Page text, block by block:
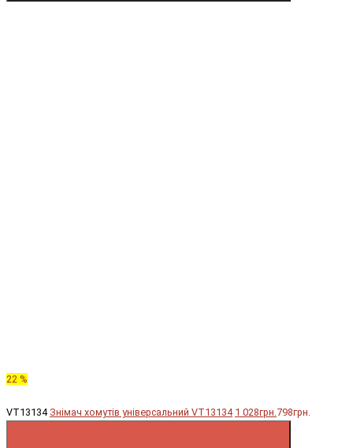
22 %
VT13134 Знімач хомутів універсальний VT13134 1 028грн. 798грн.